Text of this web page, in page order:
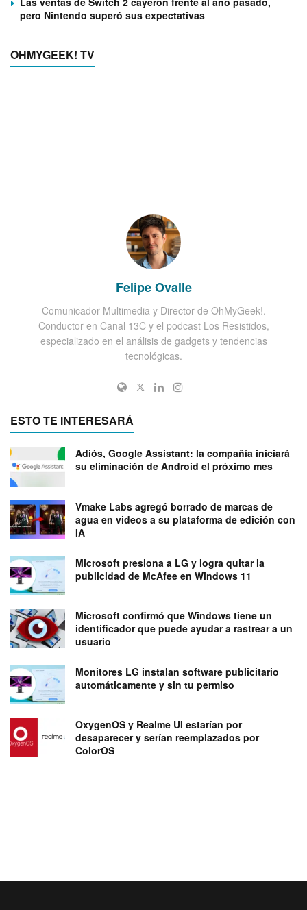
pero Nintendo superó sus expectativas
OHMYGEEK! TV
Felipe Ovalle
Comunicador Multimedia y Director de OhMyGeek!.
Conductor en Canal 13C y el podcast Los Resistidos,
especializado en el análisis de gadgets y tendencias
tecnológicas.
ESTO TE INTERESARÁ
Adiós, Google Assistant: la compañía iniciará
su eliminación de Android el próximo mes
Vmake Labs agregó borrado de marcas de
agua en videos a su plataforma de edición con
IA
Microsoft presiona a LG y logra quitar la
publicidad de McAfee en Windows 11
Microsoft confirmó que Windows tiene un
identificador que puede ayudar a rastrear a un
usuario
Monitores LG instalan software publicitario
automáticamente y sin tu permiso
OxygenOS y Realme UI estarían por
desaparecer y serían reemplazados por
ColorOS